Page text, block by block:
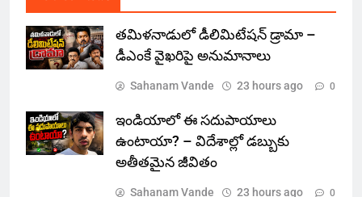
తమిళనాడులో డీలిమిటేషన్ డ్రామా –
డీఎంకే వైఖరిపై అనుమానాలు
Sahanam Vande 23 hours ago 0
ఇండియాలో‌ ఈ సదుపాయాలు
ఉంటాయా? – విదేశాల్లో డబ్బుకు
అతీతమైన జీవితం
Sahanam Vande 23 hours ago 0